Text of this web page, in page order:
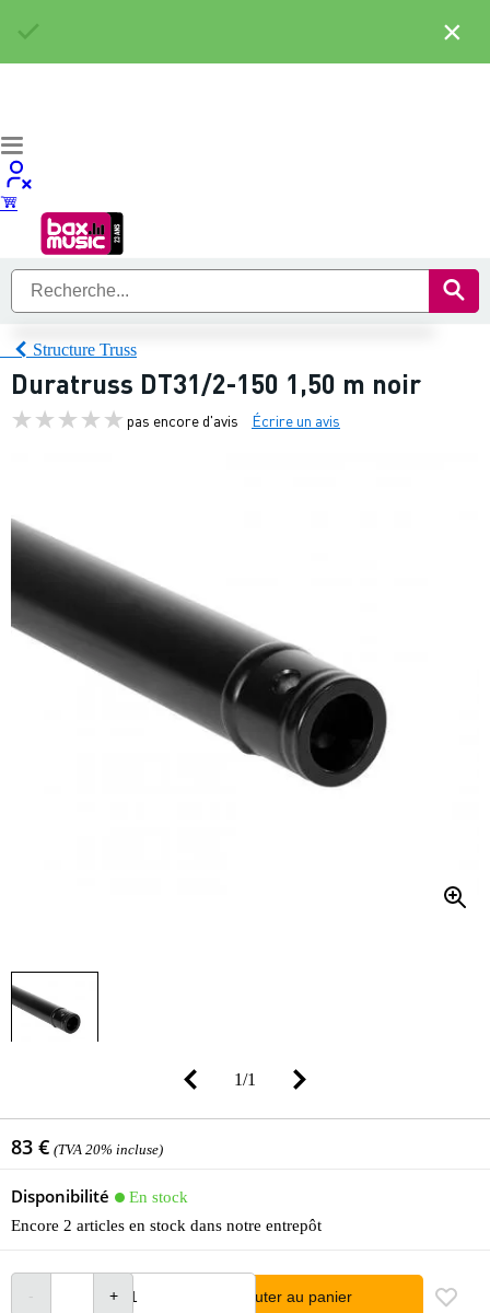
Structure Truss
Duratruss DT31/2-150 1,50 m noir
pas encore d'avis Écrire un avis
1/1
83 € (TVA 20% incluse)
Disponibilité
En stock
Encore 2 articles en stock dans notre entrepôt
Ajouter au panier
×